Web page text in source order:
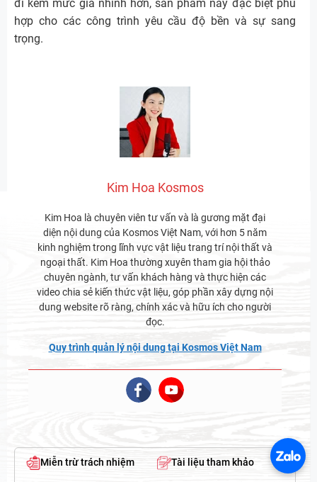
đi kèm mức giá nhỉnh hơn, sản phẩm này đặc biệt phù
hợp cho các công trình yêu cầu độ bền và sự sang
trọng.
Kim Hoa Kosmos
Kim Hoa là chuyên viên tư vấn và là gương mặt đại
diện nội dung của Kosmos Việt Nam, với hơn 5 năm
kinh nghiệm trong lĩnh vực vật liệu trang trí nội thất và
ngoại thất. Kim Hoa thường xuyên tham gia hội thảo
chuyên ngành, tư vấn khách hàng và thực hiện các
video chia sẻ kiến thức vật liệu, góp phần xây dựng nội
dung website rõ ràng, chính xác và hữu ích cho người
đọc.
Quy trình quản lý nội dung tại Kosmos Việt Nam
Miễn trừ trách nhiệm Tài liệu tham khảo